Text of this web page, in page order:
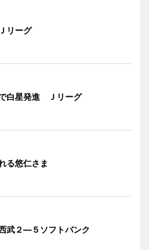
リーグ
白星発進 Ｊリーグ
る悠仁さま
武２―５ソフトバンク